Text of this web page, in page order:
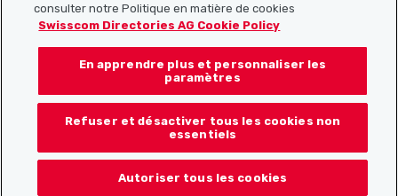
Suis-nous sur les réseaux sociaux :
consulter notre Politique en matière de cookies
Swisscom Directories AG Cookie Policy
En apprendre plus et personnaliser les
paramètres
Refuser et désactiver tous les cookies non
essentiels
Autoriser tous les cookies